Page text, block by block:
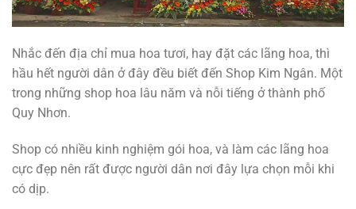
Nhắc đến địa chỉ mua hoa tươi, hay đặt các lãng hoa, thì
hầu hết người dân ở đây đều biết đến Shop Kim Ngân. Một
trong những shop hoa lâu năm và nỗi tiếng ở thành phố
Quy Nhơn.
Shop có nhiều kinh nghiệm gói hoa, và làm các lãng hoa
cực đẹp nên rất được người dân nơi đây lựa chọn mỗi khi
có dịp.